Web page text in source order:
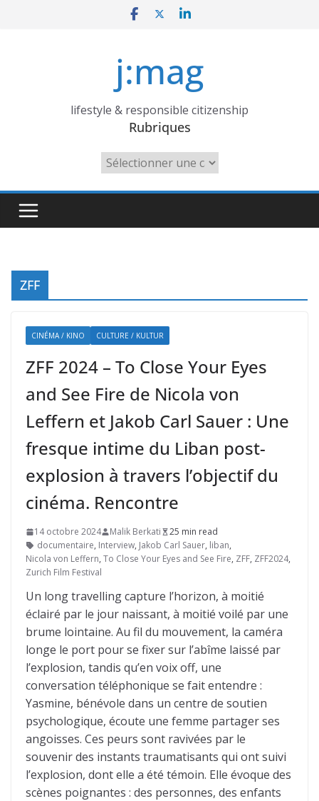
j:mag
lifestyle & responsible citizenship
Rubriques
Rubriques
ZFF
CINÉMA / KINO CULTURE / KULTUR
ZFF 2024 – To Close Your Eyes
and See Fire de Nicola von
Leffern et Jakob Carl Sauer : Une
fresque intime du Liban post-
explosion à travers l’objectif du
cinéma. Rencontre
14 octobre 2024 Malik Berkati
25 min read
documentaire, Interview, Jakob Carl Sauer, liban,
Nicola von Leffern, To Close Your Eyes and See Fire, ZFF, ZFF2024,
Zurich Film Festival
Un long travelling capture l’horizon, à moitié
éclairé par le jour naissant, à moitié voilé par une
brume lointaine. Au fil du mouvement, la caméra
longe le port pour se fixer sur l’abîme laissé par
l’explosion, tandis qu’en voix off, une
conversation téléphonique se fait entendre :
Yasmine, bénévole dans un centre de soutien
psychologique, écoute une femme partager ses
angoisses. Ces peurs sont ravivées par le
souvenir des instants traumatisants qui ont suivi
l’explosion, dont elle a été témoin. Elle évoque des
scènes poignantes : des personnes, des enfants